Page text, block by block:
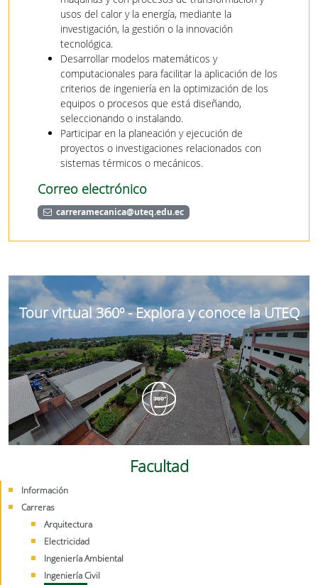
usos del calor y la energía, mediante la
investigación, la gestión o la innovación
tecnológica.
Desarrollar modelos matemáticos y
computacionales para facilitar la aplicación de los
criterios de ingeniería en la optimización de los
equipos o procesos que está diseñando,
seleccionando o instalando.
Participar en la planeación y ejecución de
proyectos o investigaciones relacionados con
sistemas térmicos o mecánicos.
Correo electrónico
carreramecanica@uteq.edu.ec
Tour virtual 360º - Explora y conoce la UTEQ
Facultad
Información
Carreras
Arquitectura
Electricidad
Ingeniería Ambiental
Ingeniería Civil